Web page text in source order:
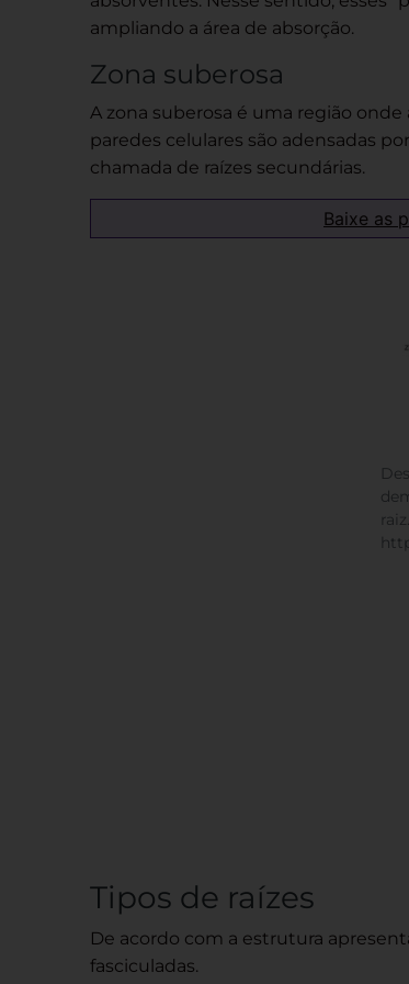
ampliando a área de absorção.
Zona suberosa
A zona suberosa é uma região
paredes celulares são adensadas
chamada de raízes secundárias.
Baixe as
Tipos de raízes
De acordo com a estrutura
fasciculadas.